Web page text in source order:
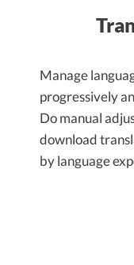
Manage
progressively
Do manual
download
by language